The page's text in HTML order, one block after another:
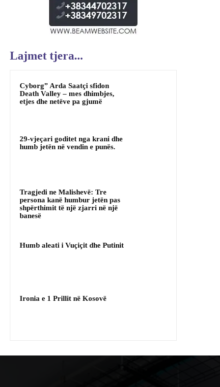
Lajmet tjera...
Cyborg” Arda Saatçi sfidon
Death Valley – mes dhimbjes,
etjes dhe netëve pa gjumë
29-vjeçari goditet nga krani dhe
humb jetën në vendin e punës.
Tragjedi ne Malishevë: Tre
persona kanë humbur jetën pas
shpërthimit të një zjarri në një
banesë
Humb aleati i Vuçiçit dhe Putinit
Ironia e 1 Prillit në Kosovë